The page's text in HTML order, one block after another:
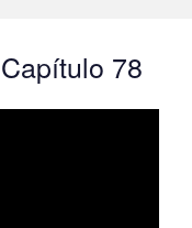
78